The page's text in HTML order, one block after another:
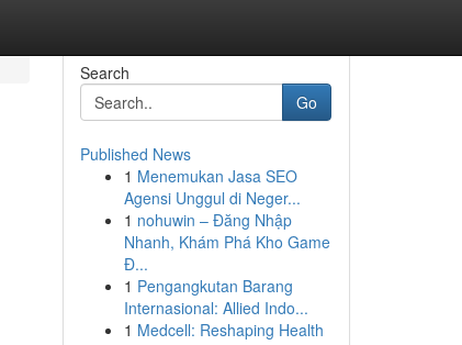
Search
Go
Published News
1 Menemukan Jasa SEO
Agensi Unggul di Neger...
1 nohuwin – Đăng Nhập
Nhanh, Khám Phá Kho Game
Đ...
1 Pengangkutan Barang
Internasional: Allied Indo...
1 Medcell: Reshaping Health